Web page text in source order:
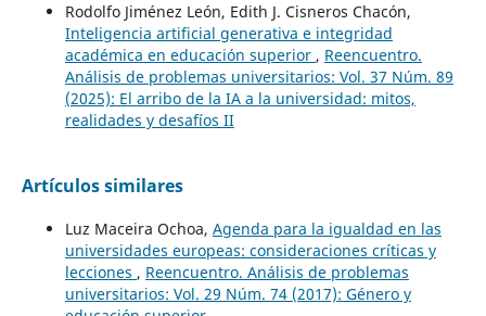
Rodolfo Jiménez León, Edith J. Cisneros Chacón,
Inteligencia artificial generativa e integridad
académica en educación superior , Reencuentro.
Análisis de problemas universitarios: Vol. 37 Núm. 89
(2025): El arribo de la IA a la universidad: mitos,
realidades y desafíos II
Artículos similares
Luz Maceira Ochoa, Agenda para la igualdad en las
universidades europeas: consideraciones críticas y
lecciones , Reencuentro. Análisis de problemas
universitarios: Vol. 29 Núm. 74 (2017): Género y